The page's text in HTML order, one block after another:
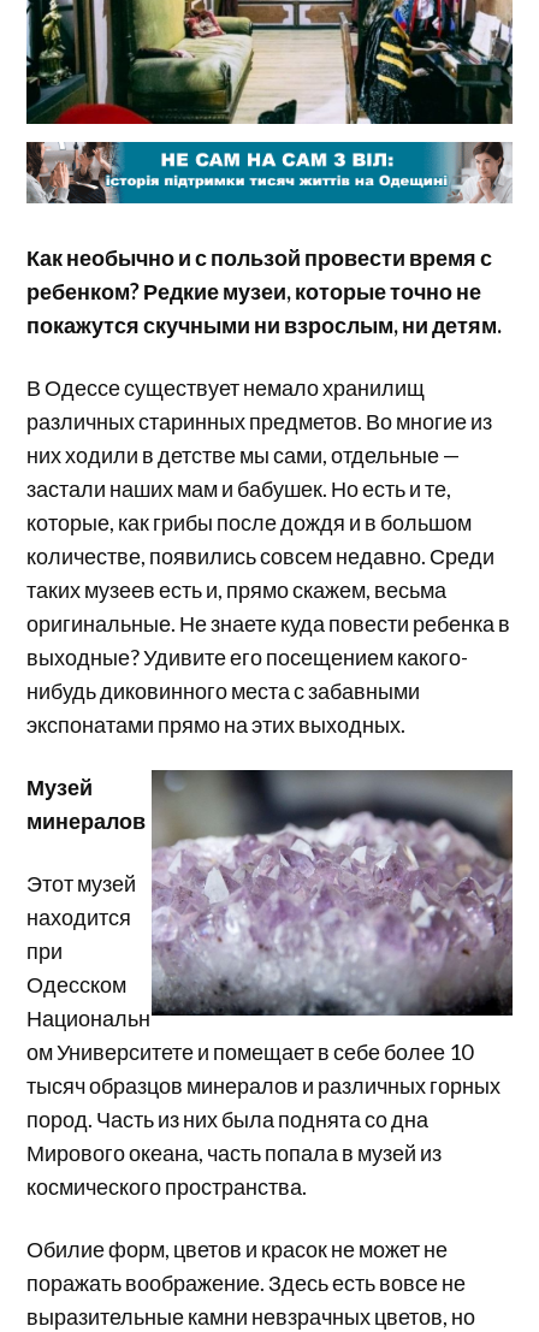
Как необычно и с пользой провести время с
ребенком? Редкие музеи, которые точно не
покажутся скучными ни взрослым, ни детям.
В Одессе существует немало хранилищ
различных старинных предметов. Во многие из
них ходили в детстве мы сами, отдельные —
застали наших мам и бабушек. Но есть и те,
которые, как грибы после дождя и в большом
количестве, появились совсем недавно. Среди
таких музеев есть и, прямо скажем, весьма
оригинальные. Не знаете куда повести ребенка в
выходные? Удивите его посещением какого-
нибудь диковинного места с забавными
экспонатами прямо на этих выходных.
Музей
минералов
Этот музей
находится
при
Одесском
Национальн
ом Университете и помещает в себе более 10
тысяч образцов минералов и различных горных
пород. Часть из них была поднята со дна
Мирового океана, часть попала в музей из
космического пространства.
Обилие форм, цветов и красок не может не
поражать воображение. Здесь есть вовсе не
выразительные камни невзрачных цветов, но